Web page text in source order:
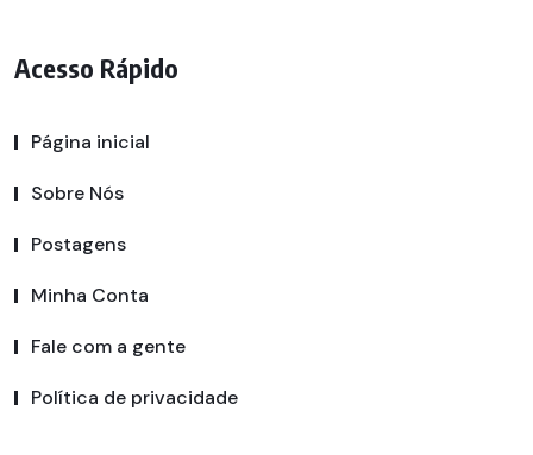
Acesso Rápido
Página inicial
Sobre Nós
Postagens
Minha Conta
Fale com a gente
Política de privacidade